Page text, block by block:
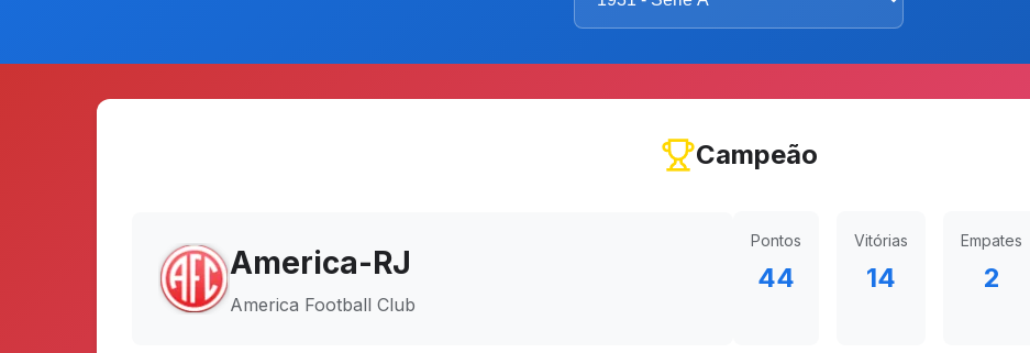
Campeão
America-RJ
America Football Club
Pontos
44
Vitórias
14
Empates
2